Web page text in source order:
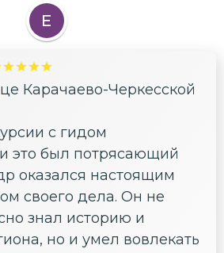
Е
Карачаево-Черкесской
с гидом
это был потрясающий
оказался настоящим
своего дела. Он не
знал историю и
но и умел вовлекать